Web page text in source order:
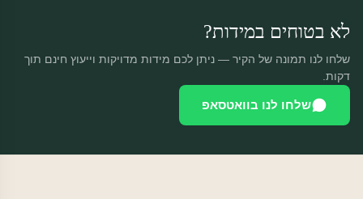
לא בטוחים במידות?
שלחו לנו תמונה של הקיר — ניתן לכם מידות מדויקות וייעוץ חינם תוך
דקות.
שלחו לנו בוואטסאפ